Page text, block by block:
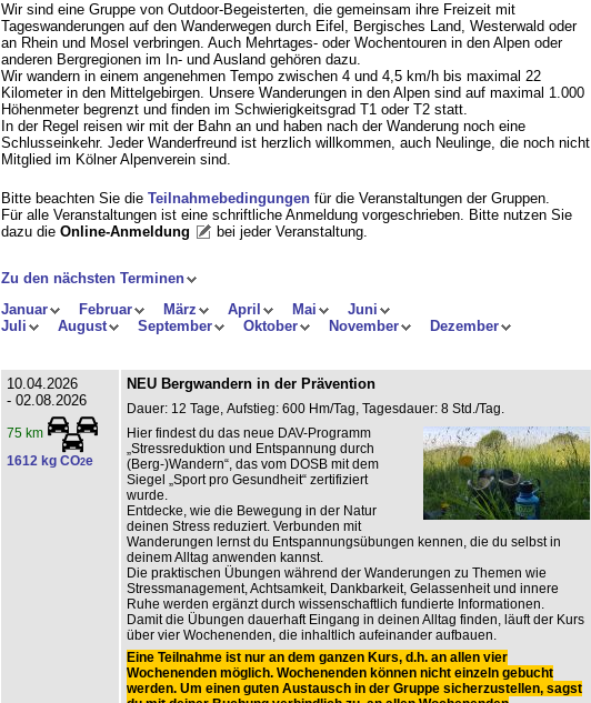
Wir sind eine Gruppe von Outdoor-Begeisterten, die gemeinsam ihre Freizeit mit
Tageswanderungen auf den Wanderwegen durch Eifel, Bergisches Land, Westerwald oder
an Rhein und Mosel verbringen. Auch Mehrtages- oder Wochentouren in den Alpen oder
anderen Bergregionen im In- und Ausland gehören dazu.
Wir wandern in einem angenehmen Tempo zwischen 4 und 4,5 km/h bis maximal 22
Kilometer in den Mittelgebirgen. Unsere Wanderungen in den Alpen sind auf maximal 1.000
Höhenmeter begrenzt und finden im Schwierigkeitsgrad T1 oder T2 statt.
In der Regel reisen wir mit der Bahn an und haben nach der Wanderung noch eine
Schlusseinkehr. Jeder Wanderfreund ist herzlich willkommen, auch Neulinge, die noch nicht
Mitglied im Kölner Alpenverein sind.
Bitte beachten Sie die Teilnahmebedingungenfür die Veranstaltungen der Gruppen.
Für alle Veranstaltungen ist eine schriftliche Anmeldung vorgeschrieben. Bitte nutzen Sie
dazu die Online-Anmeldung bei jeder Veranstaltung.
Zu den nächsten Terminen
Januar
Februar März April Mai
Juni
Juli
August September Oktober November Dezember
10.04.2026
- 02.08.2026
75 km
1612 kg CO2e
NEU Bergwandern in der Prävention
Dauer: 12 Tage, Aufstieg: 600 Hm/Tag, Tagesdauer: 8 Std./Tag.
Hier findest du das neue DAV-Programm
„Stressreduktion und Entspannung durch
(Berg-)Wandern“, das vom DOSB mit dem
Siegel „Sport pro Gesundheit“ zertifiziert
wurde.
Entdecke, wie die Bewegung in der Natur
deinen Stress reduziert. Verbunden mit
Wanderungen lernst du Entspannungsübungen kennen, die du selbst in
deinem Alltag anwenden kannst.
Die praktischen Übungen während der Wanderungen zu Themen wie
Stressmanagement, Achtsamkeit, Dankbarkeit, Gelassenheit und innere
Ruhe werden ergänzt durch wissenschaftlich fundierte Informationen.
Damit die Übungen dauerhaft Eingang in deinen Alltag finden, läuft der Kurs
über vier Wochenenden, die inhaltlich aufeinander aufbauen.
Eine Teilnahme ist nur an dem ganzen Kurs, d.h. an allen vier
Wochenenden möglich. Wochenenden können nicht einzeln gebucht
werden. Um einen guten Austausch in der Gruppe sicherzustellen, sagst